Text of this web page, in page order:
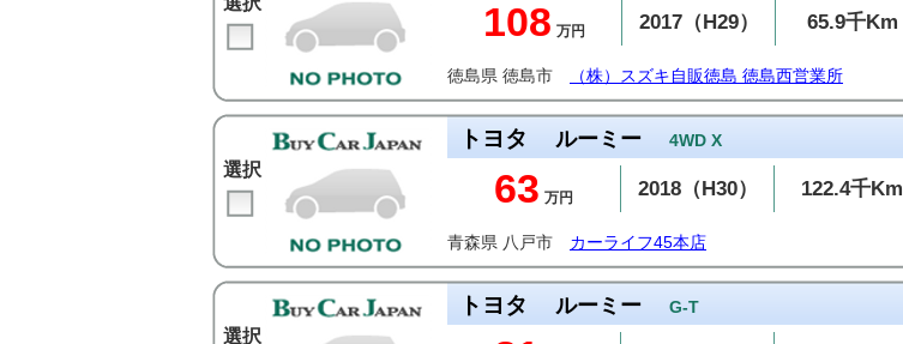
108 万円 2017（H29） 65.9千Km
徳島県 徳島市 （株）スズキ自販徳島 徳島西営業所
選択
トヨタ ルーミー 4WD X
63 万円 2018（H30） 122.4千Km
青森県 八戸市 カーライフ45本店
選択
トヨタ ルーミー G-T